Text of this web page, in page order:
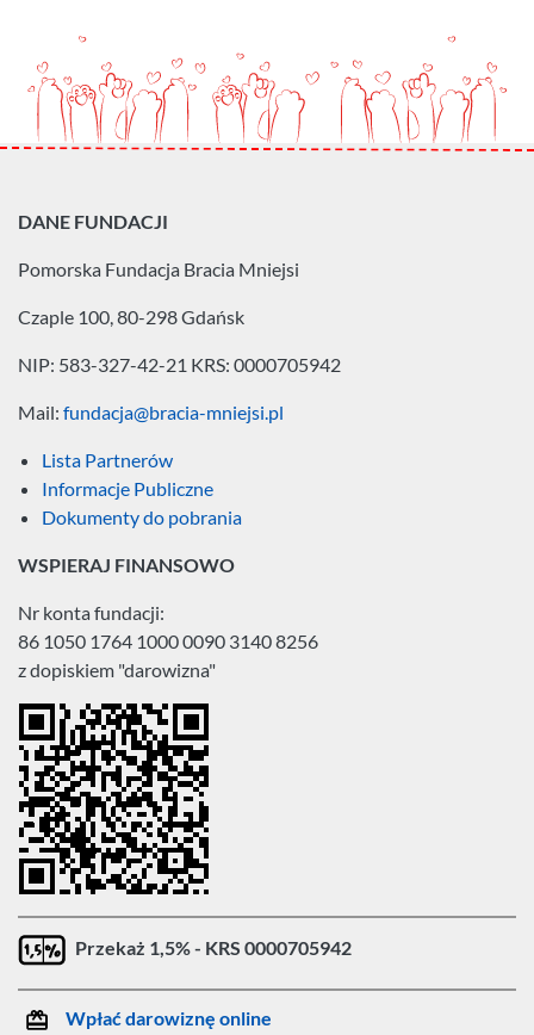
DANE FUNDACJI
Pomorska Fundacja Bracia Mniejsi
Czaple 100, 80-298 Gdańsk
NIP: 583-327-42-21 KRS: 0000705942
Mail: fundacja@bracia-mniejsi.pl
Lista Partnerów
Informacje Publiczne
Dokumenty do pobrania
WSPIERAJ FINANSOWO
Nr konta fundacji:
86 1050 1764 1000 0090 3140 8256
z dopiskiem "darowizna"
Przekaż 1,5% - KRS 0000705942
Wpłać darowiznę online